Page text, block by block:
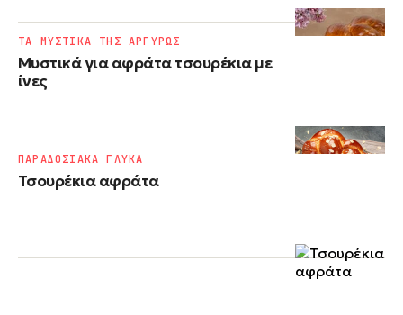
Μυστικά για αφράτα τσουρέκια με
ίνες
ΤΑ ΜΥΣΤΙΚΑ ΤΗΣ ΑΡΓΥΡΩΣ
Τσουρέκια αφράτα
ΠΑΡΑΔΟΣΙΑΚΑ ΓΛΥΚΑ